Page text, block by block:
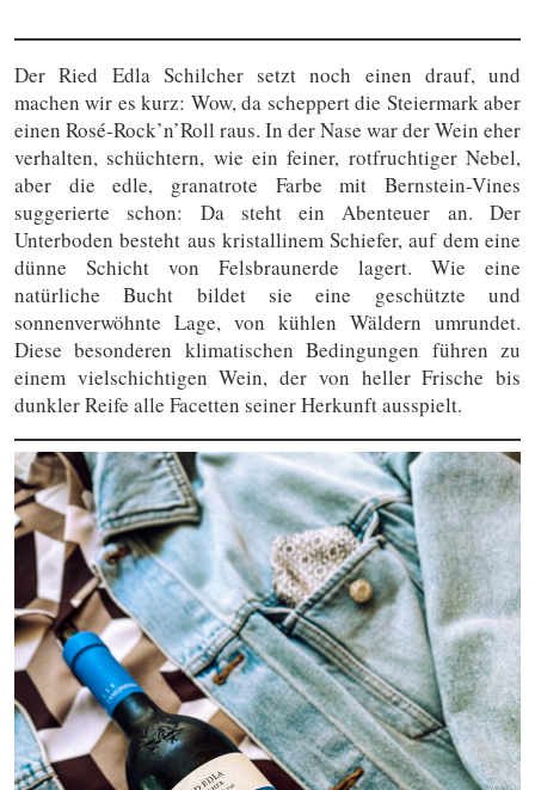
Der Ried Edla Schilcher setzt noch einen drauf, und
machen wir es kurz: Wow, da scheppert die Steiermark aber
einen Rosé-Rock’n’Roll raus. In der Nase war der Wein eher
verhalten, schüchtern, wie ein feiner, rotfruchtiger Nebel,
aber die edle, granatrote Farbe mit Bernstein-Vines
suggerierte schon: Da steht ein Abenteuer an. Der
Unterboden besteht aus kristallinem Schiefer, auf dem eine
dünne Schicht von Felsbraunerde lagert. Wie eine
natürliche Bucht bildet sie eine geschützte und
sonnenverwöhnte Lage, von kühlen Wäldern umrundet.
Diese besonderen klimatischen Bedingungen führen zu
einem vielschichtigen Wein, der von heller Frische bis
dunkler Reife alle Facetten seiner Herkunft ausspielt.